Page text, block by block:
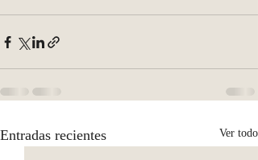
Entradas recientes Ver todo